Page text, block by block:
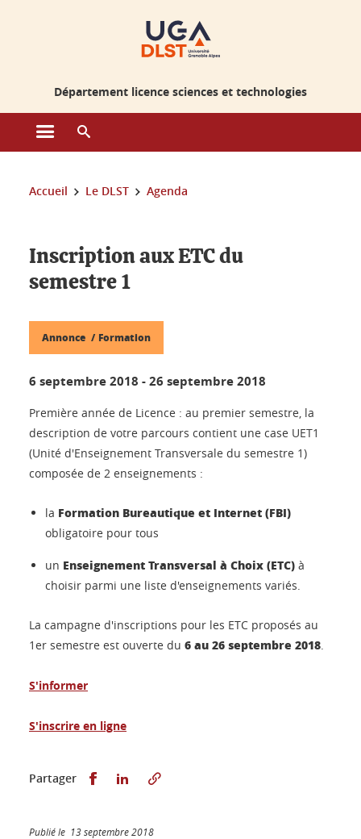
Département licence sciences et technologies
Ouvrir le menu principal
Vous êtes ici :
Accueil Le DLST Agenda
Inscription aux ETC du
semestre 1
Annonce Formation
6 septembre 2018 -26 septembre 2018
Première année de Licence : au premier semestre, la
description de votre parcours contient une case UET1
(Unité d'Enseignement Transversale du semestre 1)
composée de 2 enseignements :
la Formation Bureautique et Internet (FBI)
obligatoire pour tous
un Enseignement Transversal à Choix (ETC) à
choisir parmi une liste d'enseignements variés.
La campagne d'inscriptions pour les ETC proposés au
1er semestre est ouverte du 6 au 26 septembre 2018.
S'informer
S'inscrire en ligne
Partager Partager sur Facebook
Partager sur LinkedIn
Publié le 13 septembre 2018